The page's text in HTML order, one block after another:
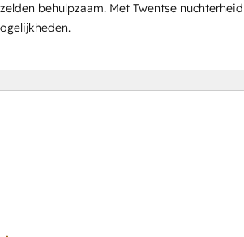
behulpzaam. Met Twentse